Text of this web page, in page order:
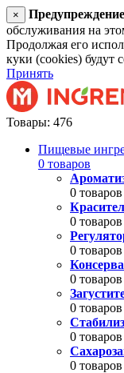
× Предупреждение
обслуживания на
Продолжая его
куки (cookies) будут
Принять
Товары: 476
Пищевые
0 товаров
0 товаров
0 товаров
0 товаров
0 товаров
0 товаров
0 товаров
0 товаров